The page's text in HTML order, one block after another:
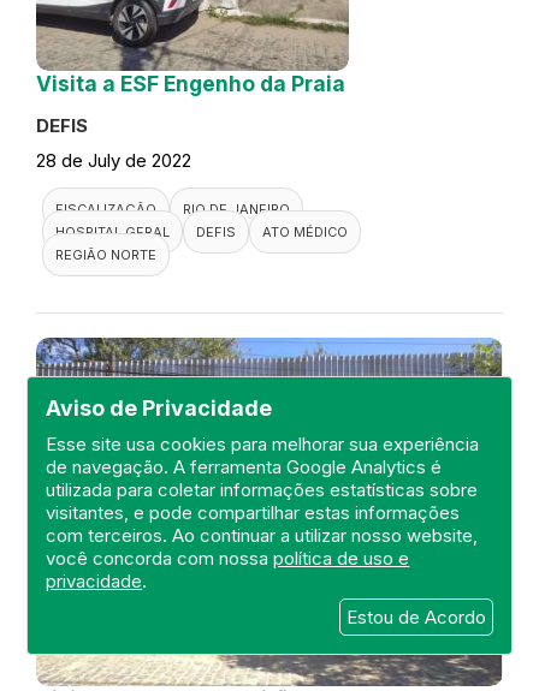
Aviso de Privacidade
Esse site usa cookies para melhorar sua experiência
de navegação. A ferramenta Google Analytics é
utilizada para coletar informações estatísticas sobre
visitantes, e pode compartilhar estas informações
com terceiros. Ao continuar a utilizar nosso website,
você concorda com nossapolítica de uso e
privacidade.
Estou de Acordo
Visita a ESF Engenho da Praia
DEFIS
28 de July de 2022
FISCALIZAÇÃO
RIO DE JANEIRO
HOSPITAL GERAL
DEFIS
ATO MÉDICO
REGIÃO NORTE